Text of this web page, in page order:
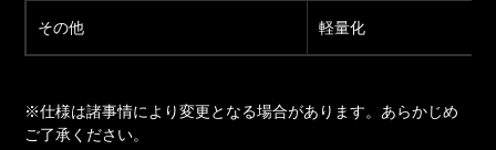
その他 軽量化
※仕様は諸事情により変更となる場合があります。あらかじめ
ご了承ください。